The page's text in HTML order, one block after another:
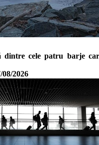
dintre cele patru barje
08/2026